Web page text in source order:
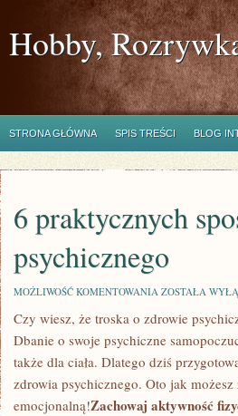
Hobby,
STRONA GŁÓWNA SPIS TREŚCI BLOG
6 praktycznych
psychicznego
MOŻLIWOŚĆ KOMENTOWANIA 6
SPOSOBÓW
POPRAWĘ
ZDROWIA
PSYCHICZNEGO
ZOSTAŁA
Czy wiesz, że troska o zdrowie
‍Dbanie o swoje psychiczne
także​ dla ciała. Dlatego dziś
zdrowia​ psychicznego. ‌Oto jak
emocjonalną!Zachowaj aktywność⁤